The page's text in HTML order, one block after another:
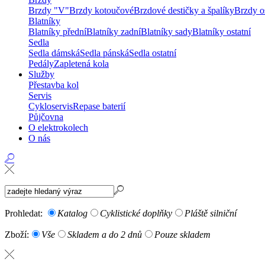
Brzdy "V"Brzdy kotoučovéBrzdové destičky a špalíkyBrzdy
Blatníky
Blatníky předníBlatníky zadníBlatníky sadyBlatníky ostatní
Sedla
Sedla dámskáSedla pánskáSedla ostatní
PedályZapletená kola
Služby
Přestavba kol
Servis
CykloservisRepase baterií
Půjčovna
O elektrokolech
O nás
Prohledat: Katalog Cyklistické doplňky Pláště silniční
Zboží: Vše Skladem a do 2 dnů Pouze skladem